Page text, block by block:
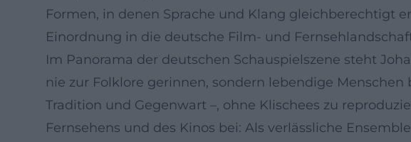
Formen, in denen Sprache und Klang gleichberechtigt
Einordnung in die deutsche Film- und
Im Panorama der deutschen Schauspielszene steht
nie zur Folklore gerinnen, sondern lebendige
Tradition und Gegenwart –, ohne Klischees zu
Fernsehens und des Kinos bei: Als verlässliche